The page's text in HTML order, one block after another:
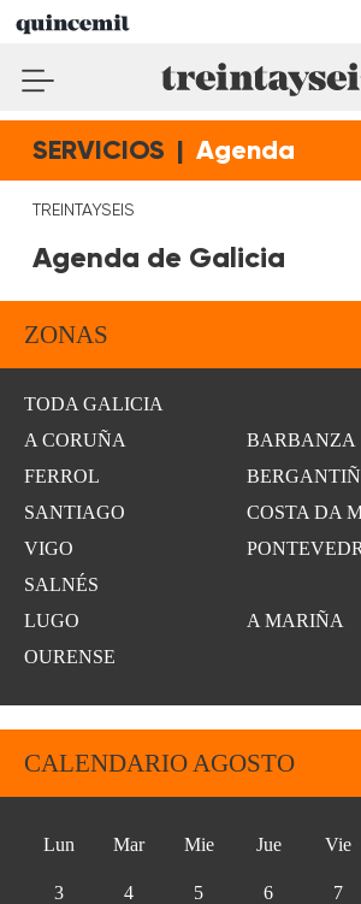
SERVICIOS | Agenda
TREINTAYSEIS
Agenda de Galicia
ZONAS
TODA GALICIA
A CORUÑA
FERROL
SANTIAGO
BARBANZA
COSTA DA
VIGO
SALNÉS
LUGO
A MARIÑA
OURENSE
CALENDARIO AGOSTO
Lun Mar Mie Jue Vie
3 4 5 6 7